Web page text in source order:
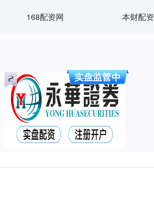
168配资网 本财配资